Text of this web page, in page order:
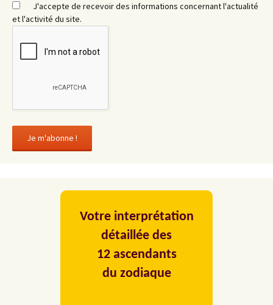
J'accepte de recevoir des informations concernant l'actualité
et l'activité du site.
Votre interprétation
détaillée des
12 ascendants
du zodiaque